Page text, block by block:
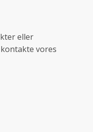
eller
vores